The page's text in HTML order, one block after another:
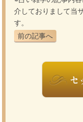
介しておりまして当
す。
前の記事へ